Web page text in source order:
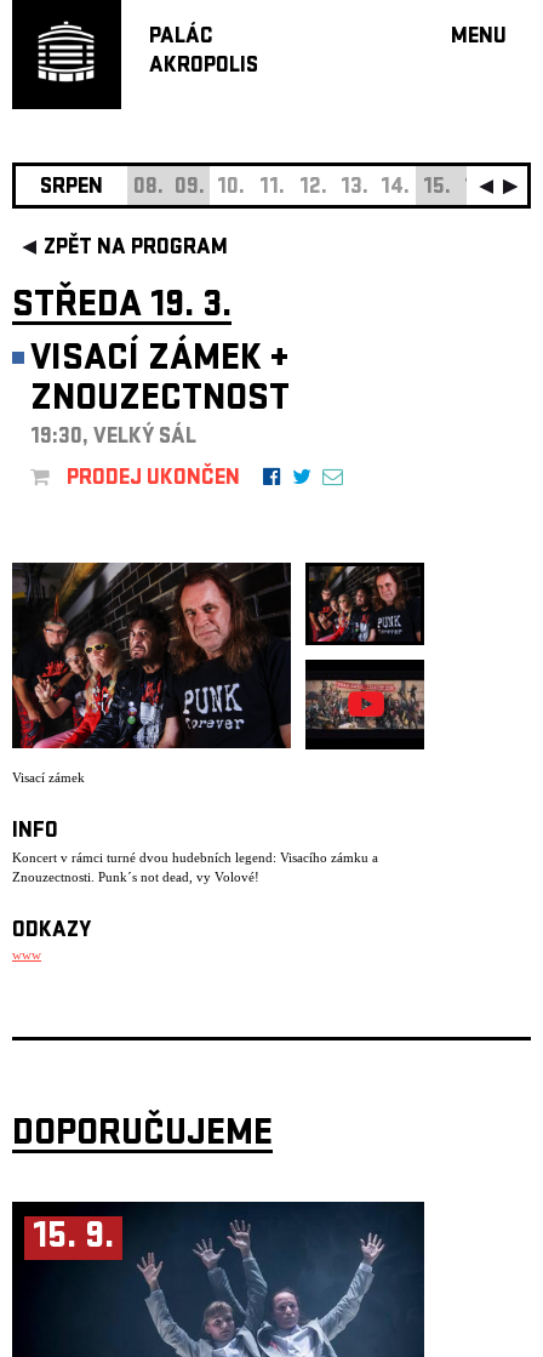
PALÁC
AKROPOLIS
MENU
JAZZ
SRPEN 08. 09. 10. 11. 12. 13. 14. 15. 16. 17.
ZPĚT NA PROGRAM
STŘEDA 19. 3.
VISACÍ ZÁMEK +
ZNOUZECTNOST
19:30, VELKÝ SÁL
PRODEJ UKONČEN
Visací zámek
INFO
Koncert v rámci turné dvou hudebních legend: Visacího zámku a
Znouzectnosti. Punk´s not dead, vy Volové!
ODKAZY
www
DOPORUČUJEME
15. 9.